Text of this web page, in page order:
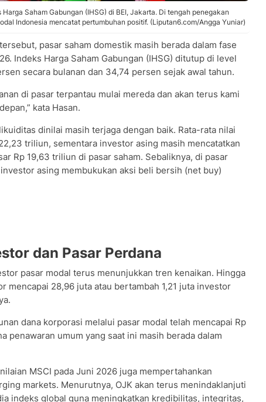
Saham Gabungan (IHSG) di BEI, Jakarta. Di tengah penegakan
Indonesia mencatat pertumbuhan positif. (Liputan6.com/Angga Yuniar)
pasar saham domestik masih berada dalam fase
Indeks Harga Saham Gabungan (IHSG) ditutup di level
secara bulanan dan 34,74 persen sejak awal tahun.
di pasar terpantau mulai mereda dan akan terus kami
kata Hasan.
dinilai masih terjaga dengan baik. Rata-rata nilai
triliun, sementara investor asing masih mencatatkan
Rp 19,63 triliun di pasar saham. Sebaliknya, di pasar
asing membukukan aksi beli bersih (net buy)
dan Pasar Perdana
pasar modal terus menunjukkan tren kenaikan. Hingga
mencapai 28,96 juta atau bertambah 1,21 juta investor
dana korporasi melalui pasar modal telah mencapai Rp
penawaran umum yang saat ini masih berada dalam
MSCI pada Juni 2026 juga mempertahankan
markets. Menurutnya, OJK akan terus menindaklanjuti
indeks global guna meningkatkan kredibilitas, integritas,